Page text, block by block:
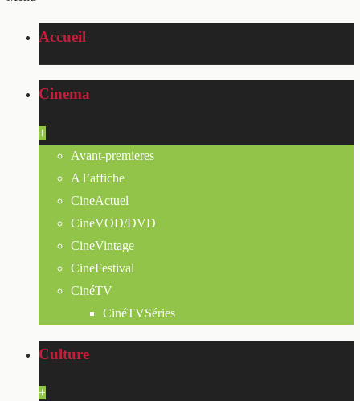
Accueil
Cinema
+
Avant-premieres
A l’affiche
CineActuel
CineVOD/DVD
CineVintage
CineFestival
CinéTV
CinéTVSéries
Culture
+